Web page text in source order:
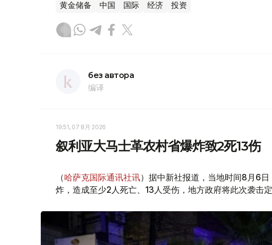
黄金储备 中国 国际 经济 投资
без автора
编译
19:51, 07 8月 2026
叙利亚大马士革农村省爆炸致2死13伤
（哈萨克国际通讯社讯）据中新社报道，当地时间8月6
炸，造成至少2人死亡、13人受伤，地方政府将此次袭击定